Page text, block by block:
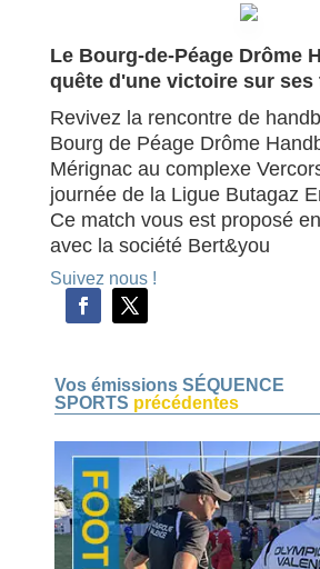
Le Bourg-de-Péage Drôme
quête d'une victoire sur ses
Revivez la rencontre de
Bourg de Péage Drôme
Mérignac au complexe
journée de la Ligue Butagaz
Ce match vous est proposé
avec la société Bert&you
Suivez nous !
Vos émissions SÉQUENCE
SPORTS précédentes